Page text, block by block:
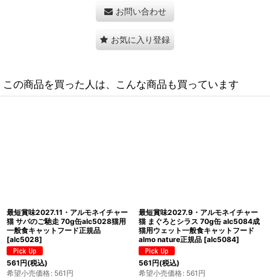
お問い合わせ
お気に入り登録
この商品を買った人は、こんな商品も買っています
最短賞味2027.9・アルモネイチャー
猫 パウチ ウェット ヘアボールコント
ロール ビーフ入りのご馳走 70g
alc5292キャットフード正規品
[alc5292]
308円(税込)
最短賞味2027.11・アルモネイチャー
猫 パウチ まぐろとしらす ジェリー
55g alc5043成猫用ウェット一般食
キャットフードalmo nature正規品
[alc5043]
462円(税込)